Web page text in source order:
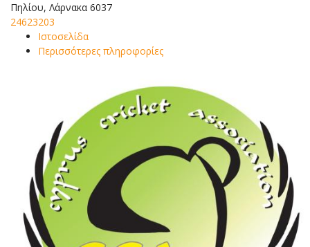
Πηλίου, Λάρνακα 6037
24623203
Ιστοσελίδα
Περισσότερες πληροφορίες